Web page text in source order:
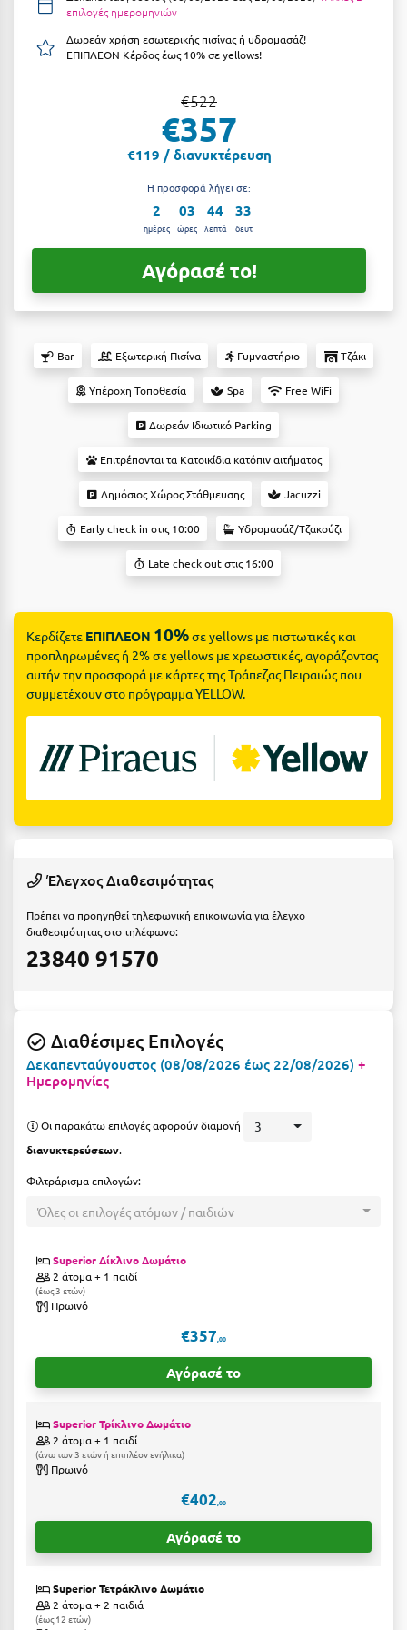
Αργολίδα
Αριδαία
Αχαΐα
Βραχάτι Κορινθίας
Γρεβενά
Γύθειο
Δ
Δελφοί
Ε
Ελούντα Κρήτης
Ερέτρια
Εύβοια
Ευρυτανία
Ζαγοροχώρια
Ζάκυνθος
Ηλεία
Ηράκλειο
Θάσος
Θεσσαλονίκη
Ίος
Ξενοδοχεία 4 Αστέρων
Camping
Δες όλες τις προσφορές
Δες όλα τα πακέτα διακοπών
επιλογές ημερομηνιών
Δωρεάν χρήση εσωτερικής πισίνας ή υδρομασάζ!
ΕΠΙΠΛΕΟΝ Κέρδος έως 10% σε yellows!
€522
€357
€119 / διανυκτέρευση
Η προσφορά λήγει σε:
2
ημέρες
03
ώρες
44
λεπτά
32
δευτ
Αγόρασέ το!
Bar Εξωτερική Πισίνα Γυμναστήριο Τζάκι
Υπέροχη Τοποθεσία Spa Free WiFi
Δωρεάν Ιδιωτικό Parking
Επιτρέπονται τα Κατοικίδια κατόπιν αιτήματος
Δημόσιος Χώρος Στάθμευσης Jacuzzi
Early check in στις 10:00 Υδρομασάζ/Τζακούζι
Late check out στις 16:00
Κερδίζετε ΕΠΙΠΛΕΟΝ 10%σε yellows με πιστωτικές και
προπληρωμένες ή 2% σε yellows με χρεωστικές, αγοράζοντας
αυτήν την προσφορά με κάρτες της Τράπεζας Πειραιώς που
συμμετέχουν στο πρόγραμμα YELLOW.
Έλεγχος Διαθεσιμότητας
Πρέπει να προηγηθεί τηλεφωνική επικοινωνία για έλεγχο
διαθεσιμότητας στο τηλέφωνο:
23840 91570
Διαθέσιμες Επιλογές
Δεκαπενταύγουστος (08/08/2026 έως 22/08/2026) +
Ημερομηνίες
Οι παρακάτω επιλογές αφορούν διαμονή 3
διανυκτερεύσεων.
Φιλτράρισμα επιλογών:
Όλες οι επιλογές ατόμων / παιδιών
Superior Δίκλινο Δωμάτιο
2 άτομα + 1 παιδί
έως 3 ετών
Πρωινό
€357 ,00
Αγόρασέ το
Superior Τρίκλινο Δωμάτιο
2 άτομα + 1 παιδί
άνω των 3 ετών ή επιπλέον ενήλικα
Πρωινό
€402 ,00
Αγόρασέ το
Superior Τετράκλινο Δωμάτιο
2 άτομα + 2 παιδιά
έως 12 ετών